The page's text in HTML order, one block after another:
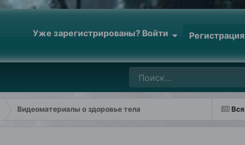
Уже зарегистрированы? Войти Регистрация
Видеоматериалы о здоровье тела